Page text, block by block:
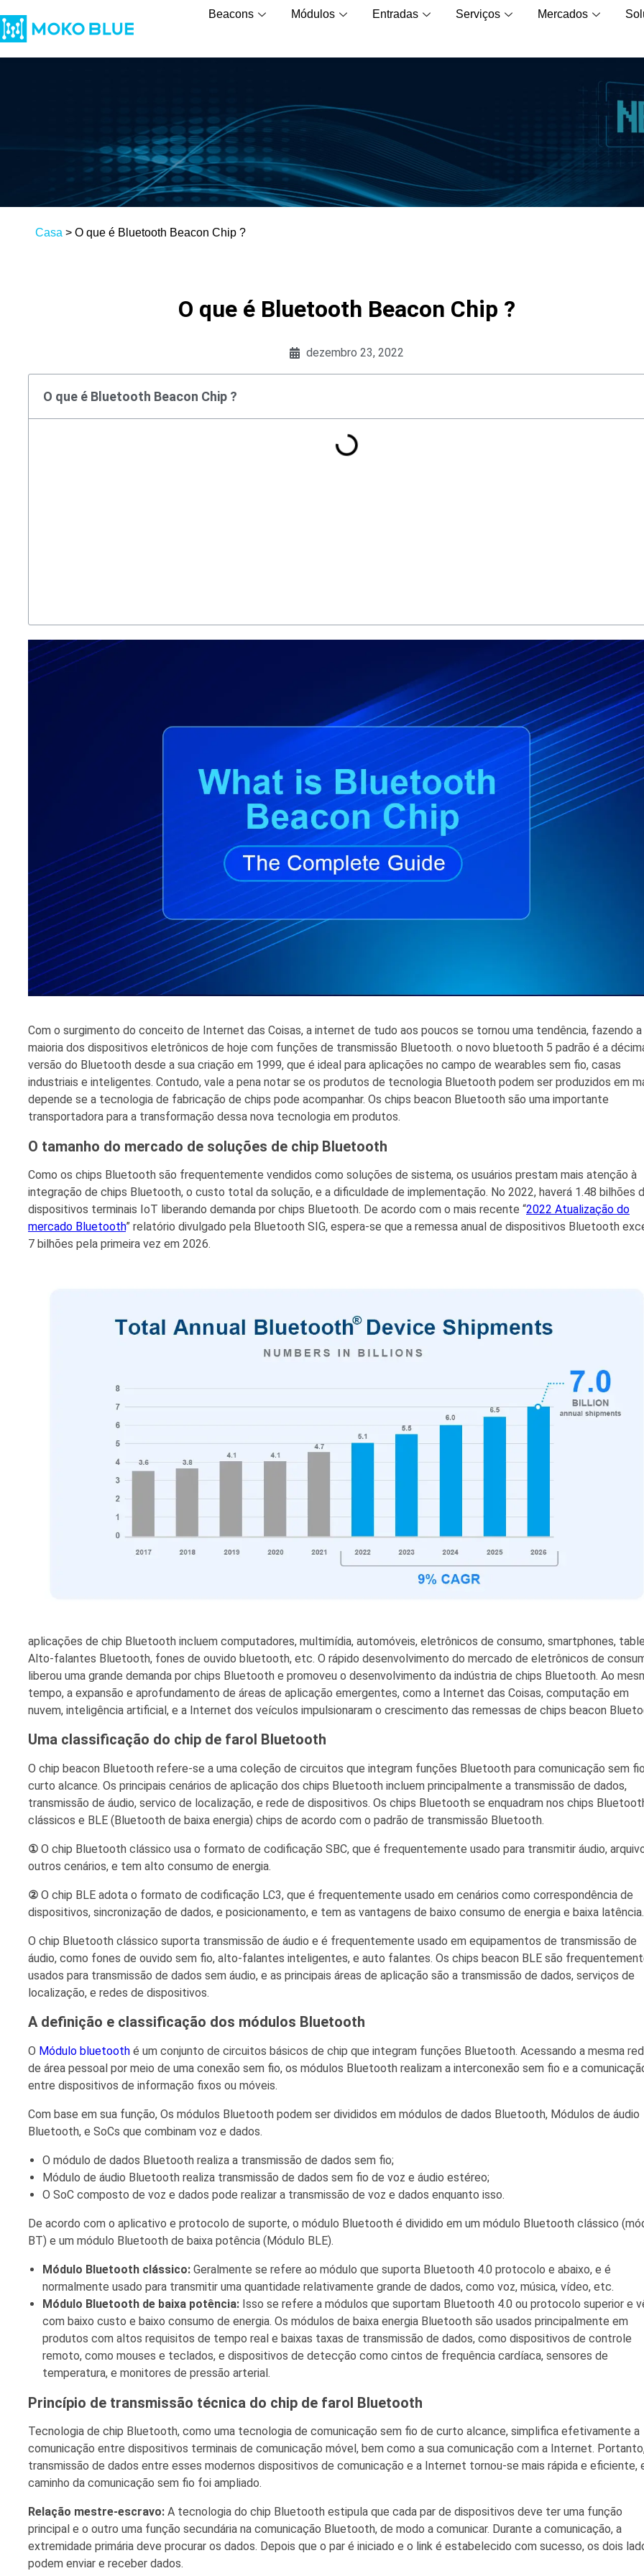
Beacons Módulos Entradas Serviços Mercados
Casa > O que é Bluetooth Beacon Chip ?
O que é Bluetooth Beacon Chip ?
dezembro 23, 2022
O que é Bluetooth Beacon Chip ?
Com o surgimento do conceito de Internet das Coisas, a internet de tudo aos poucos se tornou uma tendência, fazendo a
maioria dos dispositivos eletrônicos de hoje com funções de transmissão Bluetooth. o novo bluetooth 5 padrão é a
versão do Bluetooth desde a sua criação em 1999, que é ideal para aplicações no campo de wearables sem fio, casas
industriais e inteligentes. Contudo, vale a pena notar se os produtos de tecnologia Bluetooth podem ser produzidos em
depende se a tecnologia de fabricação de chips pode acompanhar. Os chips beacon Bluetooth são uma importante
transportadora para a transformação dessa nova tecnologia em produtos.
O tamanho do mercado de soluções de chip Bluetooth
Como os chips Bluetooth são frequentemente vendidos como soluções de sistema, os usuários prestam mais atenção à
integração de chips Bluetooth, o custo total da solução, e a dificuldade de implementação. No 2022, haverá 1.48 bilhões
dispositivos terminais IoT liberando demanda por chips Bluetooth. De acordo com o mais recente “2022 Atualização do
mercado Bluetooth” relatório divulgado pela Bluetooth SIG, espera-se que a remessa anual de dispositivos Bluetooth
7 bilhões pela primeira vez em 2026.
aplicações de chip Bluetooth incluem computadores, multimídia, automóveis, eletrônicos de consumo, smartphones,
Alto-falantes Bluetooth, fones de ouvido bluetooth, etc. O rápido desenvolvimento do mercado de eletrônicos de
liberou uma grande demanda por chips Bluetooth e promoveu o desenvolvimento da indústria de chips Bluetooth. Ao
tempo, a expansão e aprofundamento de áreas de aplicação emergentes, como a Internet das Coisas, computação em
nuvem, inteligência artificial, e a Internet dos veículos impulsionaram o crescimento das remessas de chips beacon
Uma classificação do chip de farol Bluetooth
O chip beacon Bluetooth refere-se a uma coleção de circuitos que integram funções Bluetooth para comunicação sem
curto alcance. Os principais cenários de aplicação dos chips Bluetooth incluem principalmente a transmissão de dados,
transmissão de áudio, servico de localização, e rede de dispositivos. Os chips Bluetooth se enquadram nos chips
clássicos e BLE (Bluetooth de baixa energia) chips de acordo com o padrão de transmissão Bluetooth.
① O chip Bluetooth clássico usa o formato de codificação SBC, que é frequentemente usado para transmitir áudio,
outros cenários, e tem alto consumo de energia.
② O chip BLE adota o formato de codificação LC3, que é frequentemente usado em cenários como correspondência de
dispositivos, sincronização de dados, e posicionamento, e tem as vantagens de baixo consumo de energia e baixa latência.
O chip Bluetooth clássico suporta transmissão de áudio e é frequentemente usado em equipamentos de transmissão de
áudio, como fones de ouvido sem fio, alto-falantes inteligentes, e auto falantes. Os chips beacon BLE são
usados ​​para transmissão de dados sem áudio, e as principais áreas de aplicação são a transmissão de dados, serviços de
localização, e redes de dispositivos.
A definição e classificação dos módulos Bluetooth
O Módulo bluetooth é um conjunto de circuitos básicos de chip que integram funções Bluetooth. Acessando a mesma
de área pessoal por meio de uma conexão sem fio, os módulos Bluetooth realizam a interconexão sem fio e a
entre dispositivos de informação fixos ou móveis.
Com base em sua função, Os módulos Bluetooth podem ser divididos em módulos de dados Bluetooth, Módulos de áudio
Bluetooth, e SoCs que combinam voz e dados.
O módulo de dados Bluetooth realiza a transmissão de dados sem fio;
Módulo de áudio Bluetooth realiza transmissão de dados sem fio de voz e áudio estéreo;
O SoC composto de voz e dados pode realizar a transmissão de voz e dados enquanto isso.
De acordo com o aplicativo e protocolo de suporte, o módulo Bluetooth é dividido em um módulo Bluetooth clássico
BT) e um módulo Bluetooth de baixa potência (Módulo BLE).
Módulo Bluetooth clássico: Geralmente se refere ao módulo que suporta Bluetooth 4.0 protocolo e abaixo, e é
normalmente usado para transmitir uma quantidade relativamente grande de dados, como voz, música, vídeo, etc.
Módulo Bluetooth de baixa potência: Isso se refere a módulos que suportam Bluetooth 4.0 ou protocolo superior e
com baixo custo e baixo consumo de energia. Os módulos de baixa energia Bluetooth são usados ​​principalmente em
produtos com altos requisitos de tempo real e baixas taxas de transmissão de dados, como dispositivos de controle
remoto, como mouses e teclados, e dispositivos de detecção como cintos de frequência cardíaca, sensores de
temperatura, e monitores de pressão arterial.
Princípio de transmissão técnica do chip de farol Bluetooth
Tecnologia de chip Bluetooth, como uma tecnologia de comunicação sem fio de curto alcance, simplifica efetivamente a
comunicação entre dispositivos terminais de comunicação móvel, bem como a sua comunicação com a Internet.
transmissão de dados entre esses modernos dispositivos de comunicação e a Internet tornou-se mais rápida e eficiente,
caminho da comunicação sem fio foi ampliado.
Relação mestre-escravo: A tecnologia do chip Bluetooth estipula que cada par de dispositivos deve ter uma função
principal e o outro uma função secundária na comunicação Bluetooth, de modo a comunicar. Durante a comunicação, a
extremidade primária deve procurar os dados. Depois que o par é iniciado e o link é estabelecido com sucesso, os dois
podem enviar e receber dados.